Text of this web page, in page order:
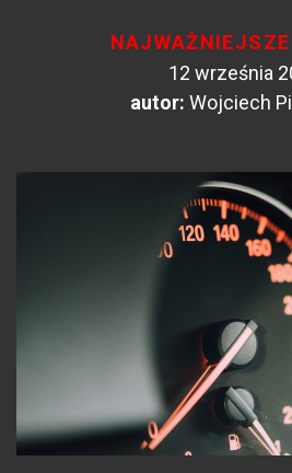
NAJWAŻNIEJSZE
12 września
autor: Wojciech